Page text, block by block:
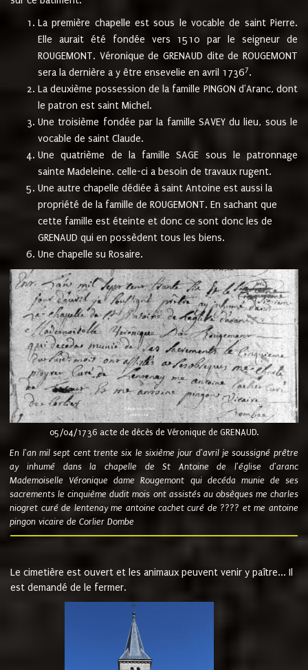
La première chapelle est sous le vocable de saint Pierre.
Elle aurait été fondée vers 1510 par le seigneur de
ROUGEMONT. Véronique de GRENAUD dite de ROUGEMONT
sera la dernière a y être ensevelie en avril 17367.
La deuxième possession de la famille PINGON d'Aranc, dont
le patron est saint Michel.
Une troisième fondée par la famille SAVEY du lieu, sous le
vocable de saint Claude.
Une quatrième de la famille SAGE sous le patronnage
sainte Madeleine. celle-ci a besoin de travaux rugent.
Une autre chapelle dédiée à saint Antoine est aussi la
propriété de la famille de ROUGEMONT. En sachant que
cette famille est éteinte et donc ce sont donc les de
GRENAUD qui en possèdent tous les biens.
Une chapelle su Rosaire.
05/04/1736 acte de décès de Véronique de GRENAUD.
En l'an mil sept cent trente six le sixième jour d'avril je soussigné prêtre
ay inhumé dans la chapelle de St Antoine de l'église d'aranc
Mademoiselle Véronique dame Rougemont qui decéda munie de ses
sacrements le cinquième dudit mois ont assistés au obsèques me charles
niogret curé de lentenay me antoine cachet curé de ???? et me antoine
pingon vicaire de Corlier Dombe
Le cimetière est ouvert et les animaux peuvent venir y paître... Il
est demandé de le fermer.